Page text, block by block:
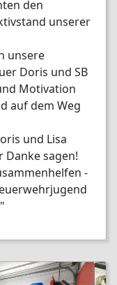
den
unserer
unsere
Doris und SB
Motivation
auf dem Weg
und Lisa
sagen!
-